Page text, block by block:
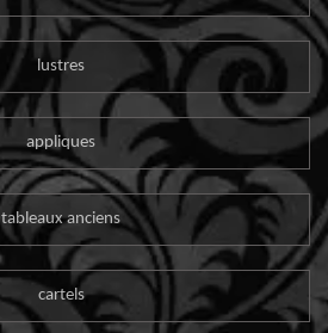
lustres
appliques
tableaux anciens
cartels